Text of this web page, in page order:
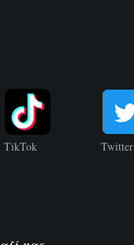
TikTok Twitter